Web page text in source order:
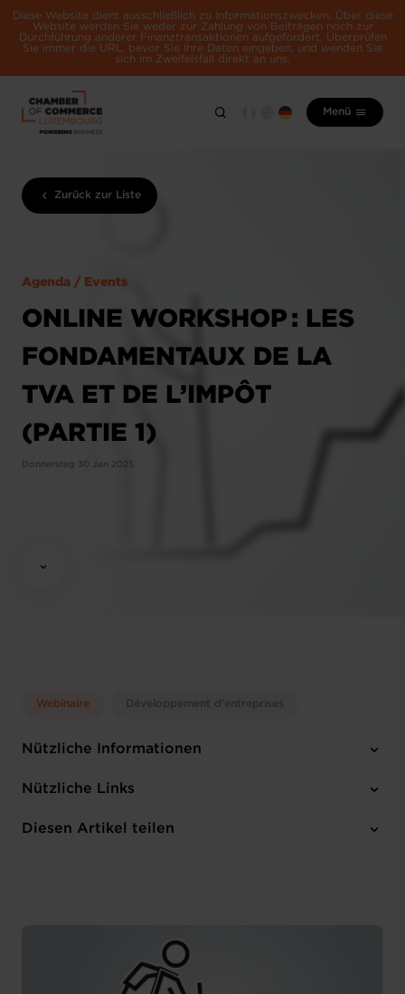
Diese Website dient ausschließlich zu Informationszwecken. Über diese
Website werden Sie weder zur Zahlung von Beiträgen noch zur
Durchführung anderer Finanztransaktionen aufgefordert. Überprüfen
Sie immer die URL, bevor Sie Ihre Daten eingeben, und wenden Sie
sich im Zweifelsfall direkt an uns.
Menü
Zurück zur Liste
Agenda / Events
ONLINE WORKSHOP : LES
FONDAMENTAUX DE LA
TVA ET DE L’IMPÔT
(PARTIE 1)
Donnerstag 30 Jan 2025
Webinaire Développement d'entreprises
Nützliche Informationen
Donnerstag 30 Jan 2025
Nützliche Links
Anmelden
Diesen Artikel teilen